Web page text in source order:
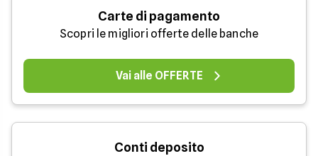
Carte di pagamento
Scopri le migliori offerte delle banche
Vai alle OFFERTE
Conti deposito